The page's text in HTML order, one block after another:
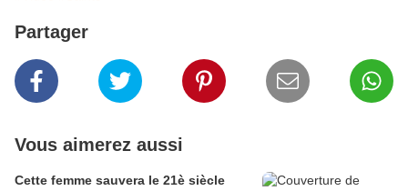
Partager
Vous aimerez aussi
Cette femme sauvera le 21è siècle